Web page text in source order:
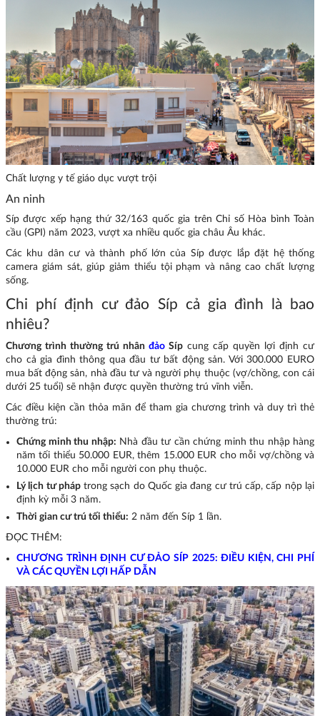
Chất lượng y tế giáo dục vượt trội
An ninh
Síp được xếp hạng thứ 32/163 quốc gia trên Chỉ số Hòa bình Toàn
cầu (GPI) năm 2023, vượt xa nhiều quốc gia châu Âu khác.
Các khu dân cư và thành phố lớn của Síp được lắp đặt hệ thống
camera giám sát, giúp giảm thiểu tội phạm và nâng cao chất lượng
sống.
Chi phí định cư đảo Síp cả gia đình là bao
nhiêu?
Chương trình thường trú nhân đảo Síp cung cấp quyền lợi định cư
cho cả gia đình thông qua đầu tư bất động sản. Với 300.000 EURO
mua bất động sản, nhà đầu tư và người phụ thuộc (vợ/chồng, con cái
dưới 25 tuổi) sẽ nhận được quyền thường trú vĩnh viễn.
Các điều kiện cần thỏa mãn để tham gia chương trình và duy trì thẻ
thường trú:
Chứng minh thu nhập: Nhà đầu tư cần chứng minh thu nhập hàng
năm tối thiểu 50.000 EUR, thêm 15.000 EUR cho mỗi vợ/chồng và
10.000 EUR cho mỗi người con phụ thuộc.
Lý lịch tư pháptrong sạch do Quốc gia đang cư trú cấp, cấp nộp lại
định kỳ mỗi 3 năm.
Thời gian cư trú tối thiểu: 2 năm đến Síp 1 lần.
ĐỌC THÊM:
CHƯƠNG TRÌNH ĐỊNH CƯ ĐẢO SÍP 2025: ĐIỀU KIỆN, CHI PHÍ
VÀ CÁC QUYỀN LỢI HẤP DẪN